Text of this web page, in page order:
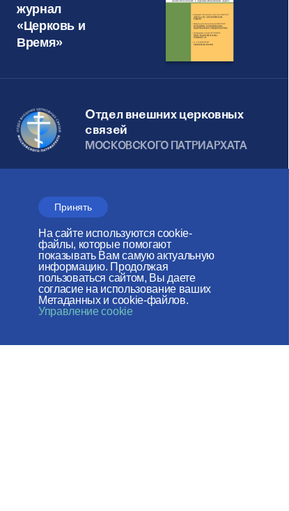
Принять
На сайте используются cookie-
файлы, которые помогают
показывать Вам самую актуальную
информацию. Продолжая
пользоваться сайтом, Вы даете
согласие на использование ваших
Метаданных и cookie-файлов.
Управление cookie
журнал
«Церковь и
Время»
Отдел внешних церковных
связей
МОСКОВСКОГО ПАТРИАРХАТА
поддержке
Российского фонда мира
Веб-сайт создан при содействии
Фонда поддержки христианской
культуры и наследия